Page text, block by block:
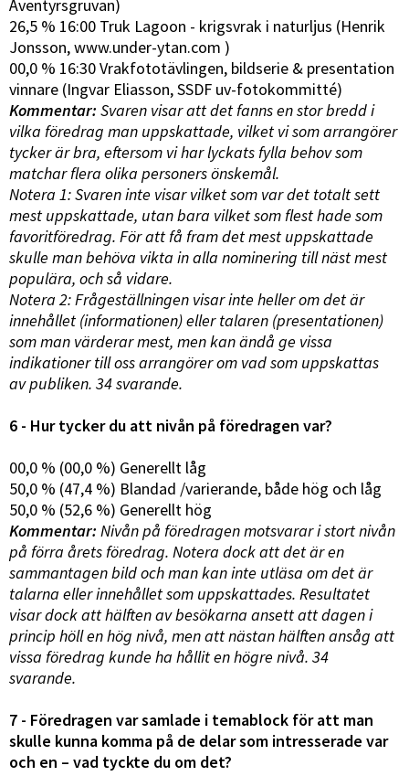
Äventyrsgruvan)
26,5 % 16:00 Truk Lagoon - krigsvrak i naturljus (Henrik
Jonsson, www.under-ytan.com )
00,0 % 16:30 Vrakfototävlingen, bildserie & presentation
vinnare (Ingvar Eliasson, SSDF uv-fotokommitté)
Kommentar: Svaren visar att det fanns en stor bredd i
vilka föredrag man uppskattade, vilket vi som arrangörer
tycker är bra, eftersom vi har lyckats fylla behov som
matchar flera olika personers önskemål.
Notera 1: Svaren inte visar vilket som var det totalt sett
mest uppskattade, utan bara vilket som flest hade som
favoritföredrag. För att få fram det mest uppskattade
skulle man behöva vikta in alla nominering till näst mest
populära, och så vidare.
Notera 2: Frågeställningen visar inte heller om det är
innehållet (informationen) eller talaren (presentationen)
som man värderar mest, men kan ändå ge vissa
indikationer till oss arrangörer om vad som uppskattas
av publiken. 34 svarande.
6 - Hur tycker du att nivån på föredragen var?
00,0 % (00,0 %) Generellt låg
50,0 % (47,4 %) Blandad /varierande, både hög och låg
50,0 % (52,6 %) Generellt hög
Kommentar: Nivån på föredragen motsvarar i stort nivån
på förra årets föredrag. Notera dock att det är en
sammantagen bild och man kan inte utläsa om det är
talarna eller innehållet som uppskattades. Resultatet
visar dock att hälften av besökarna ansett att dagen i
princip höll en hög nivå, men att nästan hälften ansåg att
vissa föredrag kunde ha hållit en högre nivå. 34
svarande.
7 - Föredragen var samlade i temablock för att man
skulle kunna komma på de delar som intresserade var
och en – vad tyckte du om det?